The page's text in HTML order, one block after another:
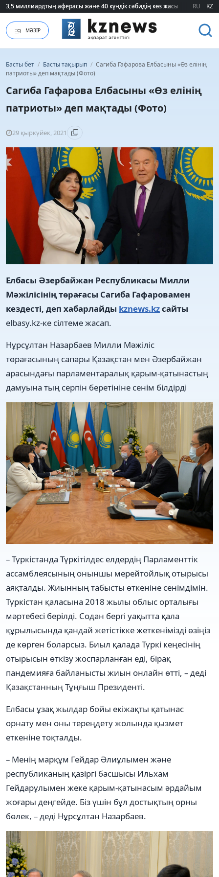
3,5 миллиардтың аферасы және 40 күндік сәбидің көз жасы:
3,5 миллиардтың аферасы және 40 күндік сәбидің көз жасы: RU KZ
МӘЗІР
Басты бет / Басты тақырып / Сагиба Гафарова Елбасыны «Өз елінің
патриоты» деп мақтады (Фото)
Сагиба Гафарова Елбасыны «Өз елінің
патриоты» деп мақтады (Фото)
29 қыркүйек, 2021
Елбасы Әзербайжан Республикасы Милли
Мәжілісінің төрағасы Сагиба Гафаровамен
кездесті, деп хабарлайды kznews.kzсайты
elbasy.kz-ке сілтеме жасап.
Нұрсұлтан Назарбаев Милли Мәжіліс
төрағасының сапары Қазақстан мен Әзербайжан
арасындағы парламентаралық қарым-қатынастың
дамуына тың серпін беретініне сенім білдірді
– Түркістанда Түркітілдес елдердің Парламенттік
ассамблеясының оныншы мерейтойлық отырысы
аяқталды. Жиынның табысты өткеніне сенімдімін.
Түркістан қаласына 2018 жылы облыс орталығы
мәртебесі берілді. Содан бергі уақытта қала
құрылысында қандай жетістікке жеткенімізді өзіңіз
де көрген боларсыз. Биыл қалада Түркі кеңесінің
отырысын өткізу жоспарланған еді, бірақ
пандемияға байланысты жиын онлайн өтті, – деді
Қазақстанның Тұңғыш Президенті.
Елбасы ұзақ жылдар бойы екіжақты қатынас
орнату мен оны тереңдету жолында қызмет
еткеніне тоқталды.
– Менің марқұм Гейдар Әлиұлымен және
республиканың қазіргі басшысы Ильхам
Гейдарұлымен жеке қарым-қатынасым әрдайым
жоғары деңгейде. Біз үшін бұл достықтың орны
бөлек, – деді Нұрсұлтан Назарбаев.